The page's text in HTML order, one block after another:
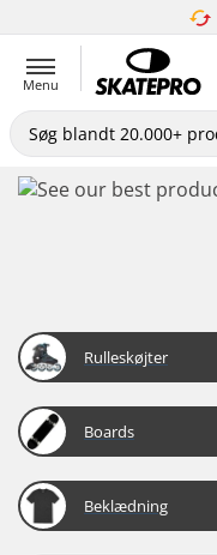
Menu
Rulleskøjter
Boards
Beklædning